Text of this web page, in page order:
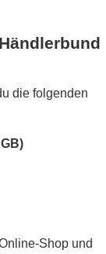
die folgenden
Shop und